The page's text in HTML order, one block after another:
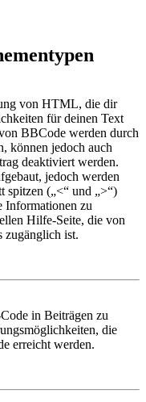
von HTML, die dir
für deinen Text
BBCode werden durch
können jedoch auch
deaktiviert werden.
jedoch werden
spitzen („<“ und „>“)
Informationen zu
Hilfe-Seite, die von
zugänglich ist.
in Beiträgen zu
die
erreicht werden.